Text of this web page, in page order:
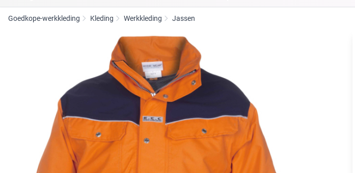
Goedkope-werkkleding Kleding Werkkleding Jassen